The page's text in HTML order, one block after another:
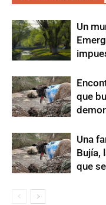
Un
que
Una
Bujía,
que